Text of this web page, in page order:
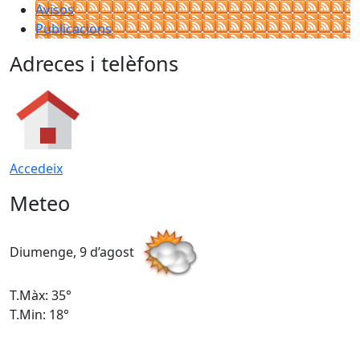
Avisos
Publicacions
Adreces i telèfons
Accedeix
Meteo
Diumenge, 9 d’agost
T.Màx: 35°
T.Min: 18°